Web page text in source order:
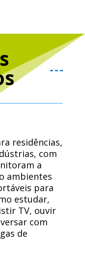
residências,
com
a
ambientes
​​para
estudar,
TV, ouvir
com
de